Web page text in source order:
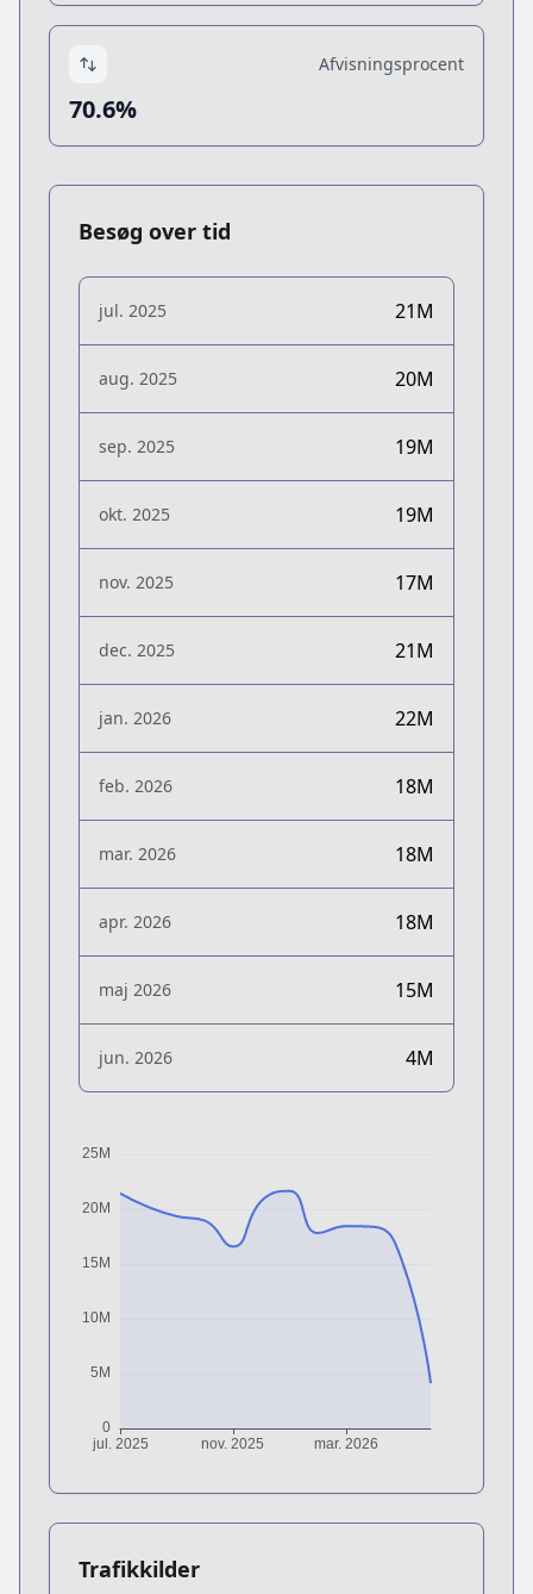
Afvisningsprocent
70.6%
Besøg over tid
jul. 2025 21M
aug. 2025 20M
sep. 2025 19M
okt. 2025 19M
nov. 2025 17M
dec. 2025 21M
jan. 2026 22M
feb. 2026 18M
mar. 2026 18M
apr. 2026 18M
maj 2026 15M
jun. 2026 4M
Trafikkilder